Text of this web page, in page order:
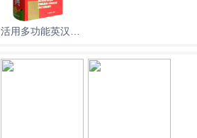
活用多功能英汉大
词典）